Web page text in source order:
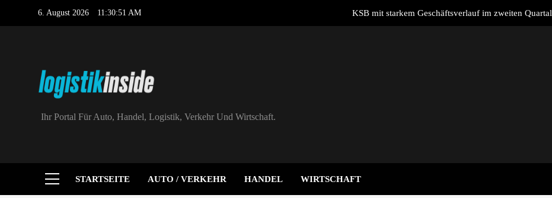
6. August 2026 11:30:51 AM KSB mit starkem Geschäftsverlauf im zweiten Quartal
Logistik|Inside
Ihr Portal Für Auto, Handel, Logistik, Verkehr Und Wirtschaft.
STARTSEITE AUTO / VERKEHR HANDEL WIRTSCHAFT